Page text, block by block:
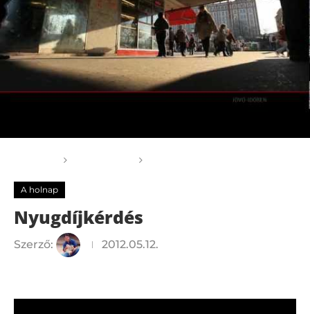
A holnap
Nyugdíjkérdés
Szerző: 2012.05.12.